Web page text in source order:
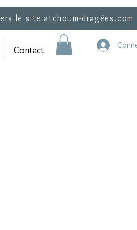
Contact
le site atchoum-dragées.com